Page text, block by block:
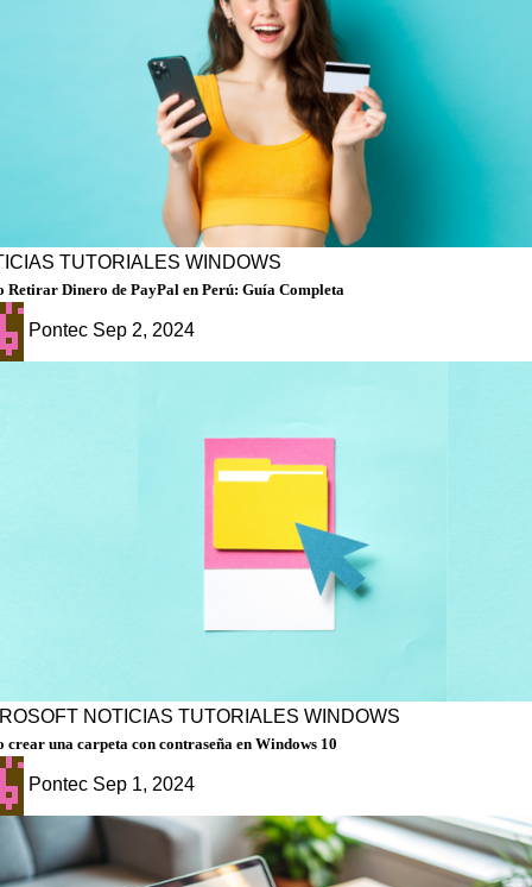
TUTORIALES WINDOWS
Retirar Dinero de PayPal en Perú: Guía Completa
Pontec Sep 2, 2024
NOTICIAS TUTORIALES WINDOWS
crear una carpeta con contraseña en Windows 10
Pontec Sep 1, 2024